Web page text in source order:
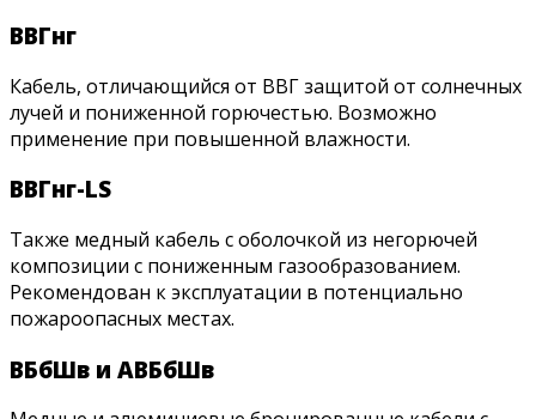
ВВГнг
Кабель, отличающийся от ВВГ защитой от солнечных
лучей и пониженной горючестью. Возможно
применение при повышенной влажности.
ВВГнг-LS
Также медный кабель с оболочкой из негорючей
композиции с пониженным газообразованием.
Рекомендован к эксплуатации в потенциально
пожароопасных местах.
ВБбШв и АВБбШв